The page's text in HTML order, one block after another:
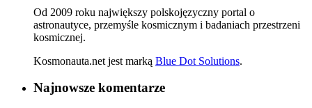
Od 2009 roku największy polskojęzyczny portal o
astronautyce, przemyśle kosmicznym i badaniach przestrzeni
kosmicznej.
Kosmonauta.net jest marką Blue Dot Solutions.
Najnowsze komentarze